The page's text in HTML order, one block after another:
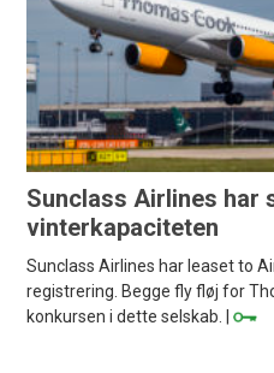
Sunclass Airlines har
vinterkapaciteten
Sunclass Airlines har leaset to
registrering. Begge fly fløj for
konkursen i dette selskab. |